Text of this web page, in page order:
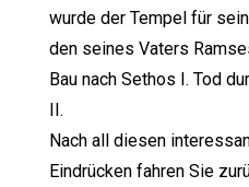
wurde der Tempel für
den seines Vaters
Bau nach Sethos I. Tod
II.
Nach all diesen
Eindrücken fahren Sie